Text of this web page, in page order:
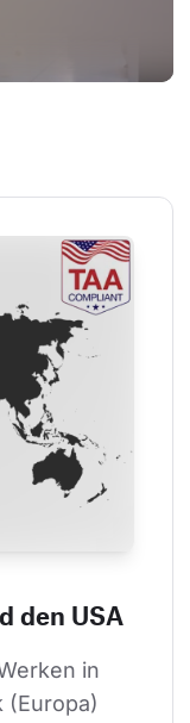
den USA
in
(Europa)